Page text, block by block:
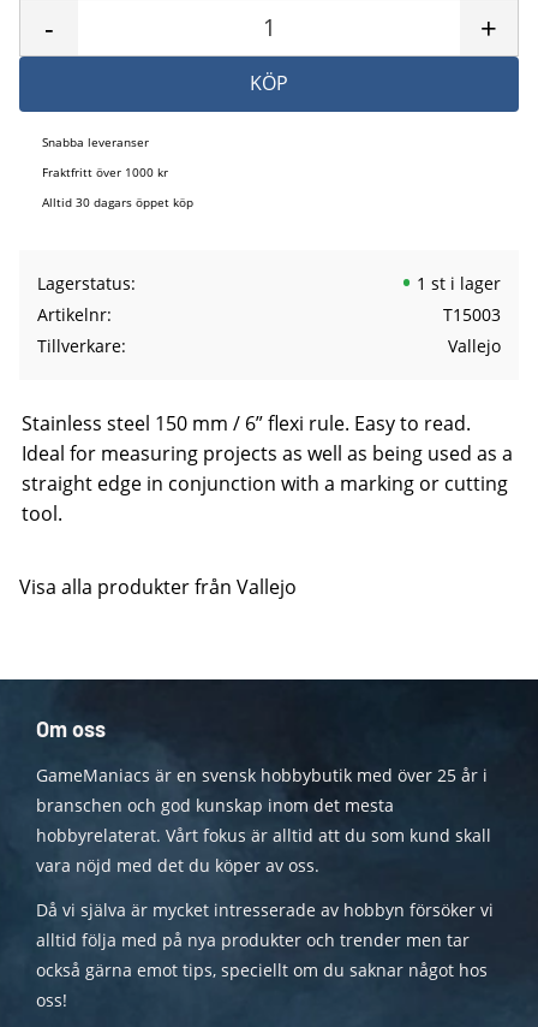
+
-
KÖP
Snabba leveranser
Fraktfritt över 1000 kr
Alltid 30 dagars öppet köp
Lagerstatus
1 st i lager
Artikelnr
T15003
Tillverkare
Vallejo
Stainless steel 150 mm / 6” flexi rule. Easy to read.
Ideal for measuring projects as well as being used as a
straight edge in conjunction with a marking or cutting
tool.
Visa alla produkter från Vallejo
Om oss
GameManiacs är en svensk hobbybutik med över 25 år i
branschen och god kunskap inom det mesta
hobbyrelaterat. Vårt fokus är alltid att du som kund skall
vara nöjd med det du köper av oss.
Då vi själva är mycket intresserade av hobbyn försöker vi
alltid följa med på nya produkter och trender men tar
också gärna emot tips, speciellt om du saknar något hos
oss!